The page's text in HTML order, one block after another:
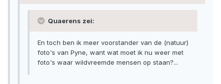
Quaerens zei:
En toch ben ik meer voorstander van de (natuur)
foto's van Pyne, want wat moet ik nu weer met
foto's waar wildvreemde mensen op staan?...